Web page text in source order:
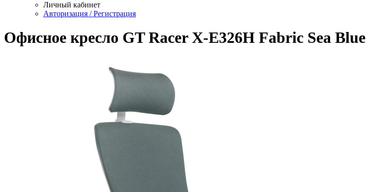
Личный кабинет
Авторизация / Регистрация
Офисное кресло GT Racer X-E326H Fabric Sea Blue